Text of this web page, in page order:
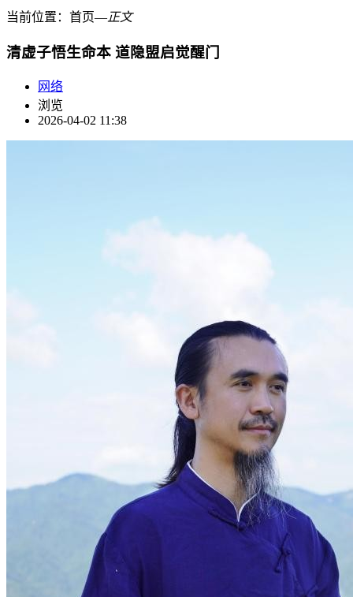
当前位置： 首页―正文
清虚子悟生命本 道隐盟启觉醒门
网络
浏览
2026-04-02 11:38